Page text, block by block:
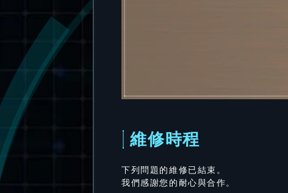
維修時程
下列問題的維修已結束。
我們感謝您的耐心與合作。